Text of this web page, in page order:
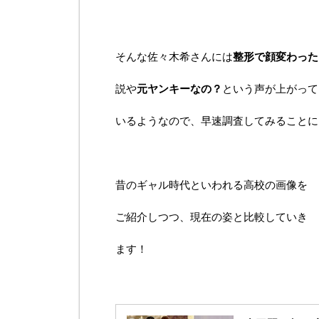
そんな佐々木希さんには整形で顔変わった
説や元ヤンキーなの？ という声が上がって
いるようなので、早速調査してみること
昔のギャル時代といわれる高校の画像を
ご紹介しつつ、現在の姿と比較していき
ます！